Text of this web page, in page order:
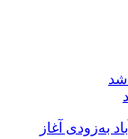
محمودآباد به‌زودی آغاز